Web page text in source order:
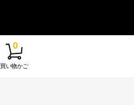
買い物かご
0